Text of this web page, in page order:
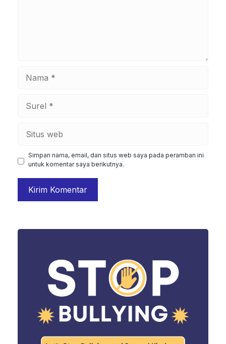
Simpan nama, email, dan situs web saya pada peramban ini
untuk komentar saya berikutnya.